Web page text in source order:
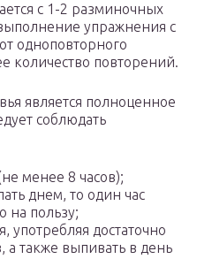
с 1-2 разминочных
упражнения с
одноповторного
количество повторений.
является полноценное
соблюдать
менее 8 часов);
днем, то один час
на пользу;
употребляя достаточно
а также выпивать в день